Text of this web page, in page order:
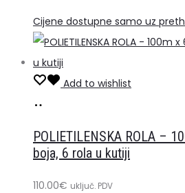
Cijene dostupne samo uz
Add to wishlist
košaricu
POLIETILENSKA ROLA –
boja, 6 rola u kutiji
110.00€ uključ. PDV